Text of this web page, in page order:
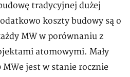
tradycyjnej dużej
koszty budowy są o
MW w porównaniu z
atomowymi. Mały
jest w stanie rocznie